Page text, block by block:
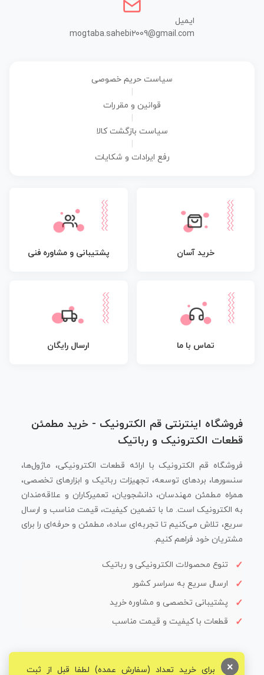
ایمیل
mogtaba.sahebi2009@gmail.com
سیاست حریم خصوصی
قوانین و مقررات
سیاست بازگشت کالا
رفع ایرادات و شکایات
خرید آسان پشتیبانی و مشاوره فنی
تماس با ما ارسال رایگان
فروشگاه اینترنتی قم الکترونیک - خرید مطمئن
قطعات الکترونیک و رباتیک
فروشگاه قم الکترونیک با ارائه قطعات الکترونیکی، ماژول‌ها،
سنسورها، بردهای توسعه، تجهیزات رباتیک و ابزارهای تخصصی،
همراه مطمئن مهندسان، دانشجویان، تعمیرکاران و علاقه‌مندان
به الکترونیک است. ما با تضمین کیفیت، قیمت مناسب و ارسال
سریع، تلاش می‌کنیم تا تجربه‌ای ساده، مطمئن و حرفه‌ای را برای
مشتریان خود فراهم کنیم.
تنوع محصولات الکترونیکی و رباتیک
ارسال سریع به سراسر کشور
پشتیبانی تخصصی و مشاوره خرید
قطعات با کیفیت و قیمت مناسب
برای خرید تعداد (سفارش عمده) لطفا قبل از ثبت ×